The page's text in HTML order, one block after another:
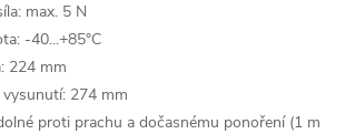
max. 5 N
-40...+85°C
224 mm
274 mm
proti prachu a dočasnému ponoření (1 m